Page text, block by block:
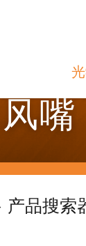
嘴
产品搜索